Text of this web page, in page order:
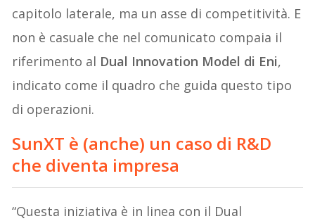
capitolo laterale, ma un asse di competitività. E
non è casuale che nel comunicato compaia il
riferimento al Dual Innovation Model di Eni,
indicato come il quadro che guida questo tipo
di operazioni.
SunXT è (anche) un caso di R&D
che diventa impresa
“Questa iniziativa è in linea con il Dual